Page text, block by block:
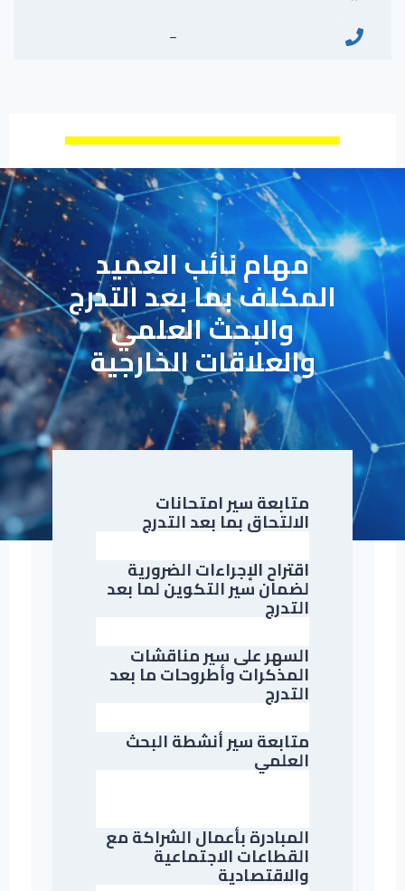
–
مهام نائب العميد
المكلف بما بعد التدرج
والبحث العلمي
والعلاقات الخارجية
متابعة سير امتحانات
الالتحاق بما بعد التدرج
اقتراح الإجراءات الضرورية
لضمان سير التكوين لما بعد
التدرج
السهر على سير مناقشات
المذكرات وأطروحات ما بعد
التدرج
متابعة سير أنشطة البحث
العلمي
المبادرة بأعمال الشراكة مع
القطاعات الاجتماعية
والاقتصادية